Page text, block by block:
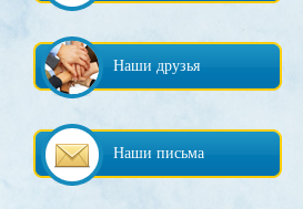
Наши друзья
Наши письма